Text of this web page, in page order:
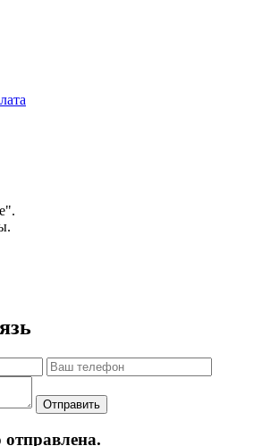
".